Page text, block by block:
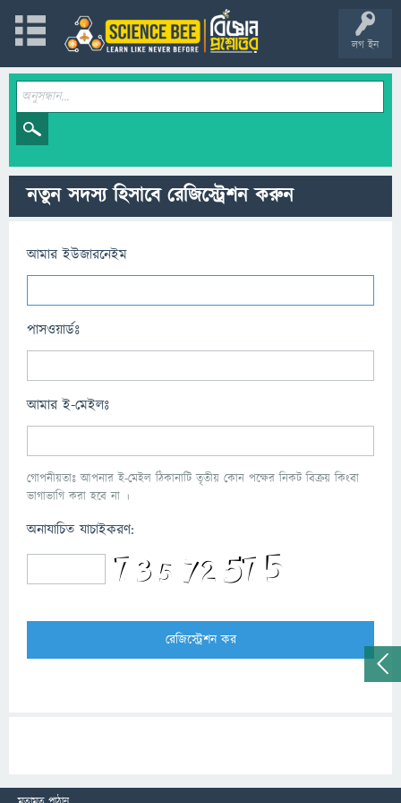
লগ ইন
নতুন সদস্য হিসাবে রেজিস্ট্রেশন করুন
আমার ইউজারনেইম
পাসওয়ার্ডঃ
আমার ই-মেইলঃ
গোপনীয়তাঃ আপনার ই-মেইল ঠিকানাটি তৃতীয় কোন পক্ষের নিকট বিক্রয় কিংবা
ভাগাভাগি করা হবে না ।
অনাযাচিত যাচাইকরণ: